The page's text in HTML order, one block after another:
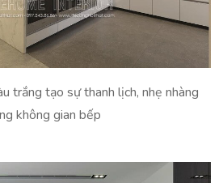
trắng tạo sự thanh lịch, nhẹ nhàng
không gian bếp